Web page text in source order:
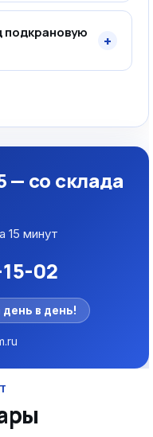
подкрановую
+
— со склада
15 минут
02
день в день!